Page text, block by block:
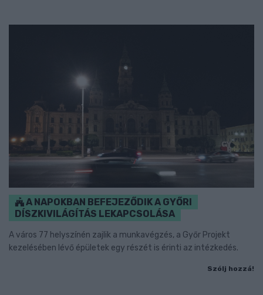
A NAPOKBAN BEFEJEZŐDIK A GYŐRI
DÍSZKIVILÁGÍTÁS LEKAPCSOLÁSA
A város 77 helyszínén zajlik a munkavégzés, a Győr Projekt
kezelésében lévő épületek egy részét is érinti az intézkedés.
Szólj hozzá!